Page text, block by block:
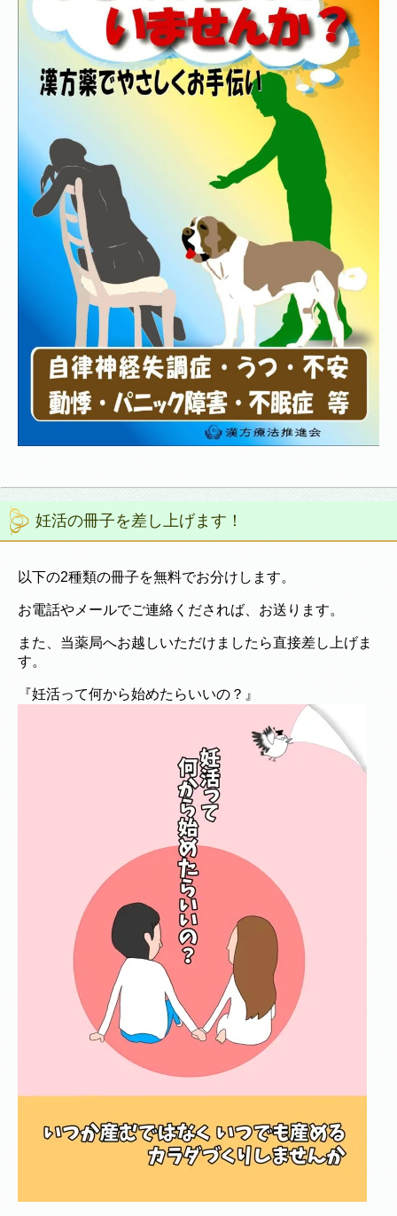
妊活の冊子を差し上げます！
以下の2種類の冊子を無料でお分けします。
お電話やメールでご連絡くだされば、お送ります。
また、当薬局へお越しいただけましたら直接差し上げま
す。
『妊活って何から始めたらいいの？』